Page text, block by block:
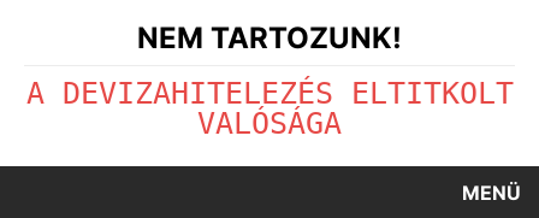
NEM TARTOZUNK!
A DEVIZAHITELEZÉS ELTITKOLT
VALÓSÁGA
MENÜ